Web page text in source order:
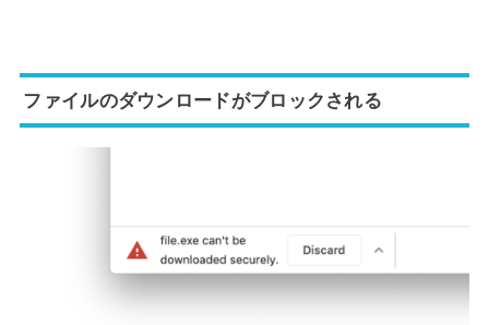
ファイルのダウンロードがブロックされる